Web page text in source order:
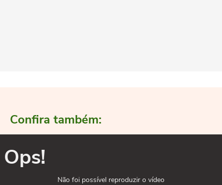
Confira também:
Ops!
Não foi possível reproduzir o vídeo